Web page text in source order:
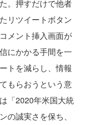
。押すだけで他者
リツイートボタン
メント挿入画面が
にかかる手間を一
トを減らし、情報
もらおうという意
「2020年米国大統
の誠実さを保ち、